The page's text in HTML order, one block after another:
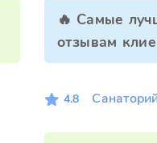
🔥 Самые
отзывам
4.8